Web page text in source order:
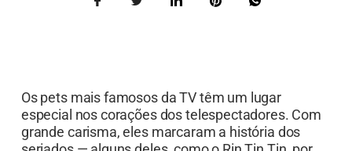
Os pets mais famosos da TV têm um lugar
especial nos corações dos telespectadores. Com
grande carisma, eles marcaram a história dos